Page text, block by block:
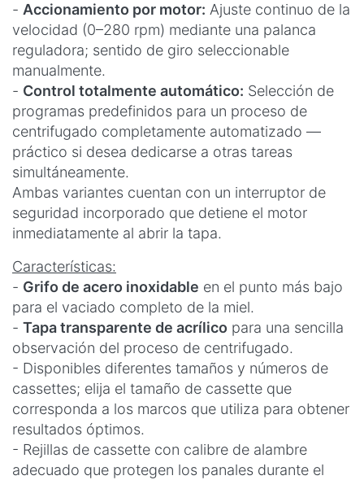
- Accionamiento por motor: Ajuste continuo de la
velocidad (0–280 rpm) mediante una palanca
reguladora; sentido de giro seleccionable
manualmente.
- Control totalmente automático: Selección de
programas predefinidos para un proceso de
centrifugado completamente automatizado —
práctico si desea dedicarse a otras tareas
simultáneamente.
Ambas variantes cuentan con un interruptor de
seguridad incorporado que detiene el motor
inmediatamente al abrir la tapa.
Características:
- Grifo de acero inoxidable en el punto más bajo
para el vaciado completo de la miel.
- Tapa transparente de acrílico para una sencilla
observación del proceso de centrifugado.
- Disponibles diferentes tamaños y números de
cassettes; elija el tamaño de cassette que
corresponda a los marcos que utiliza para obtener
resultados óptimos.
- Rejillas de cassette con calibre de alambre
adecuado que protegen los panales durante el